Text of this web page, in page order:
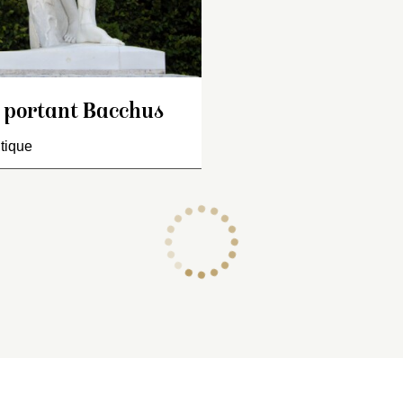
portant Bacchus